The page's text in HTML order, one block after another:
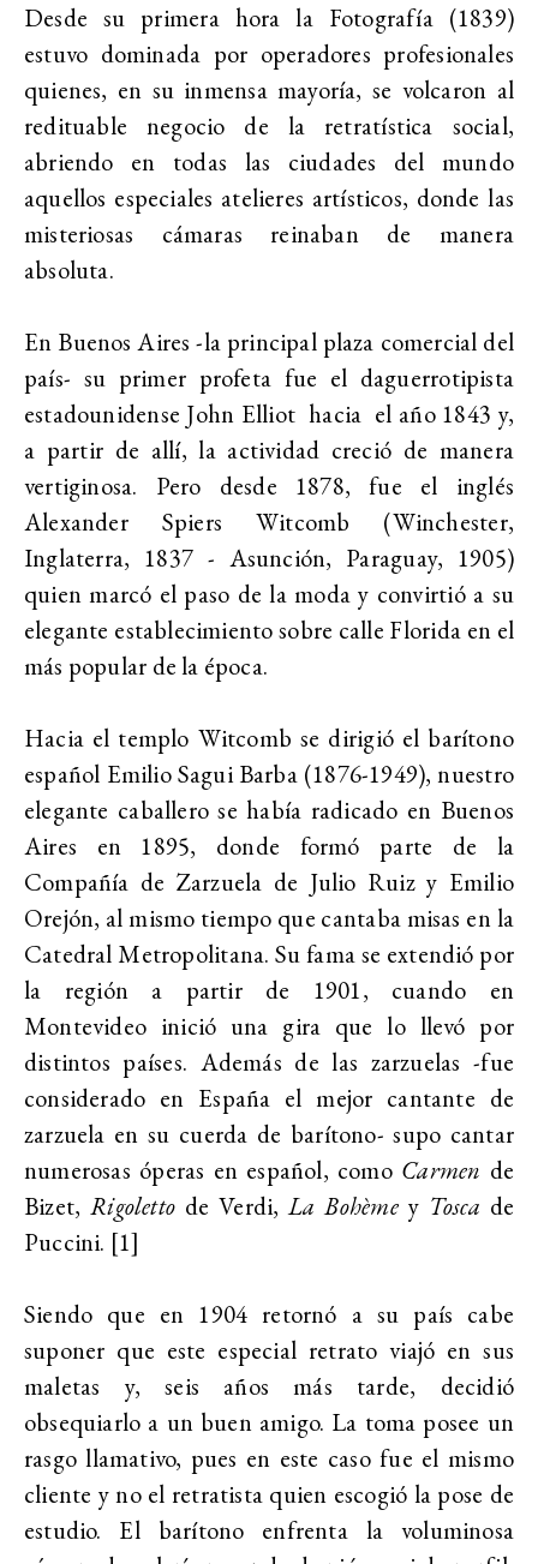
Desde su primera hora la Fotografía (1839)
estuvo dominada por operadores profesionales
quienes, en su inmensa mayoría, se volcaron al
redituable negocio de la retratística social,
abriendo en todas las ciudades del mundo
aquellos especiales atelieres artísticos, donde las
misteriosas cámaras reinaban de manera
absoluta.
En Buenos Aires -la principal plaza comercial del
país- su primer profeta fue el daguerrotipista
estadounidense John Elliot hacia el año 1843 y,
a partir de allí, la actividad creció de manera
vertiginosa. Pero desde 1878, fue el inglés
Alexander Spiers Witcomb (Winchester,
Inglaterra, 1837 - Asunción, Paraguay, 1905)
quien marcó el paso de la moda y convirtió a su
elegante establecimiento sobre calle Florida en el
más popular de la época.
Hacia el templo Witcomb se dirigió el barítono
español Emilio Sagui Barba (1876-1949), nuestro
elegante caballero se había radicado en Buenos
Aires en 1895, donde formó parte de la
Compañía de Zarzuela de Julio Ruiz y Emilio
Orejón, al mismo tiempo que cantaba misas en la
Catedral Metropolitana. Su fama se extendió por
la región a partir de 1901, cuando en
Montevideo inició una gira que lo llevó por
distintos países. Además de las zarzuelas -fue
considerado en España el mejor cantante de
zarzuela en su cuerda de barítono- supo cantar
numerosas óperas en español, como Carmen de
Bizet,Rigoletto de Verdi,La Bohème y Tosca de
Puccini. [1]
Siendo que en 1904 retornó a su país cabe
suponer que este especial retrato viajó en sus
maletas y, seis años más tarde, decidió
obsequiarlo a un buen amigo. La toma posee un
rasgo llamativo, pues en este caso fue el mismo
cliente y no el retratista quien escogió la pose de
estudio. El barítono enfrenta la voluminosa